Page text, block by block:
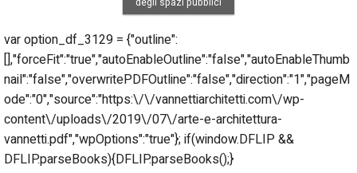
var option_df_3129 = {"outline":
[],"forceFit":"true","autoEnableOutline":"false","autoEnableThumb
nail":"false","overwritePDFOutline":"false","direction":"1","pageM
ode":"0","source":"https:\/\/vannettiarchitetti.com\/wp-
content\/uploads\/2019\/07\/arte-e-architettura-
vannetti.pdf","wpOptions":"true"}; if(window.DFLIP &&
DFLIP.parseBooks){DFLIP.parseBooks();}